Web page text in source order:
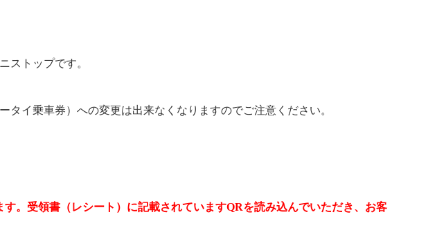
ストップです。
イ乗車券）への変更は出来なくなりますのでご注意ください。
。受領書（レシート）に記載されていますQRを読み込んでいただき、お客